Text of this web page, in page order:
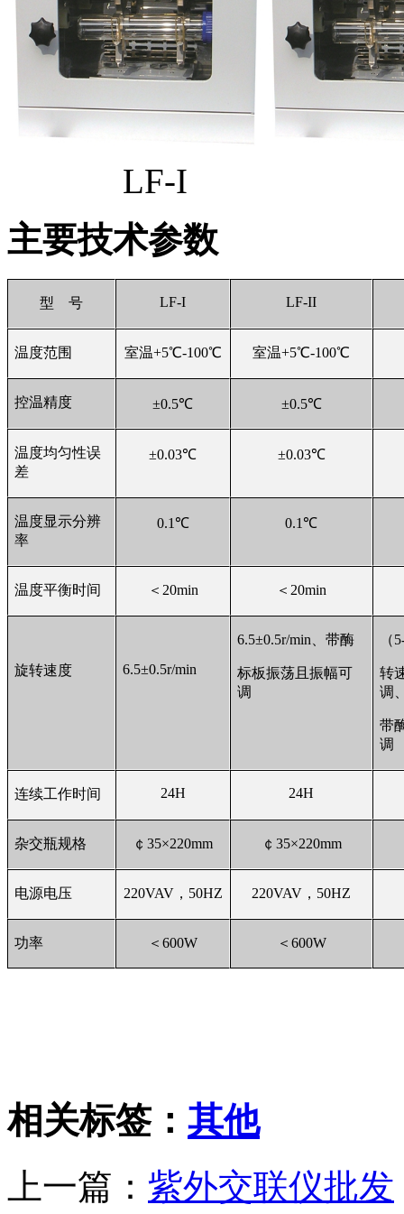
LF-I
主要技术参数
型 号 LF-I LF-II
温度范围 室温+5℃-100℃ 室温+5℃-100℃
控温精度 ±0.5℃ ±0.5℃
温度均匀性误
差
±0.03℃ ±0.03℃
温度显示分辨
率
0.1 ℃ 0.1 ℃
温度平衡时间 ＜20min ＜20min
旋转速度 6.5±0.5r/min
6.5±0.5r/min、带酶
标板振荡且振幅可
调
（
转
调
带
调
连续工作时间 24H 24H
杂交瓶规格 ￠35×220mm ￠35×220mm
电源电压 220VAV，50HZ 220VAV ，50HZ
功率 ＜600W ＜600W
相关标签： 其他
上一篇： 紫外交联仪批发